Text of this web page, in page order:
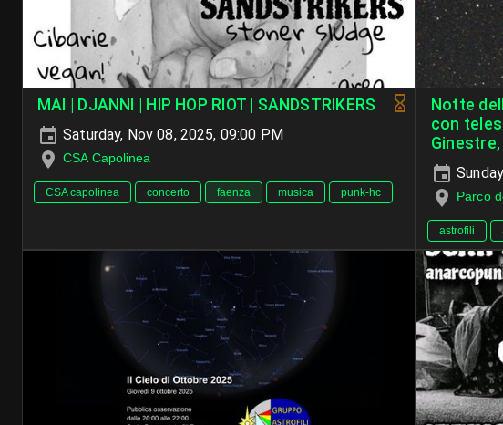
MAI | DJANNI | HIP HOP RIOT | SANDSTRIKERS
Saturday, Nov 08, 2025, 09:00 PM
CSA Capolinea
CSA capolinea concerto faenza musica punk-hc
Notte
con
Parco
astrofili